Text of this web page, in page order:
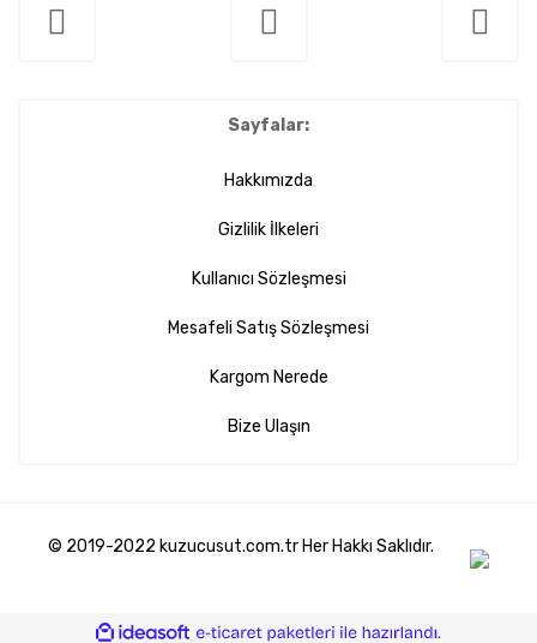
Sayfalar:
Hakkımızda
Gizlilik İlkeleri
Kullanıcı Sözleşmesi
Mesafeli Satış Sözleşmesi
Kargom Nerede
Bize Ulaşın
© 2019-2022 kuzucusut.com.tr Her Hakkı Saklıdır.
ideasoft e-